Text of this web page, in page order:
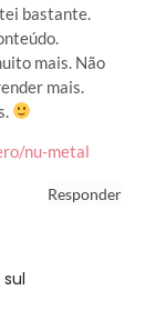
bastante.
mais. Não
mais.
nu-metal
Responder